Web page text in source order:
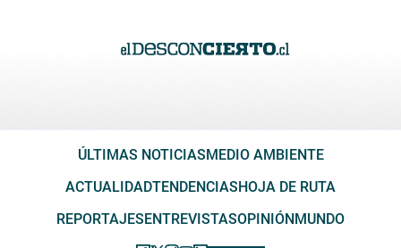
ÚLTIMAS NOTICIASMEDIO AMBIENTE
ACTUALIDADTENDENCIASHOJA DE RUTA
REPORTAJESENTREVISTASOPINIÓNMUNDO